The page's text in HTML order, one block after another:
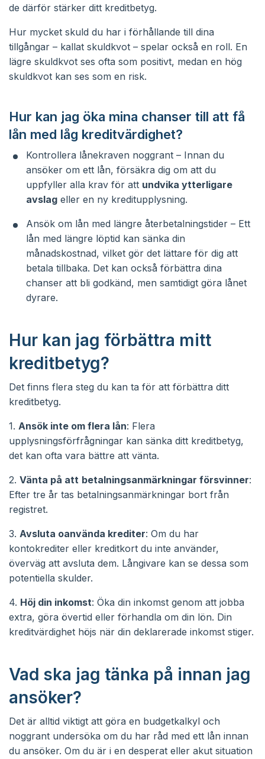
de därför stärker ditt kreditbetyg.
Hur mycket skuld du har i förhållande till dina
tillgångar – kallat skuldkvot – spelar också en roll. En
lägre skuldkvot ses ofta som positivt, medan en hög
skuldkvot kan ses som en risk.
Hur kan jag öka mina chanser till att få
lån med låg kreditvärdighet?
Kontrollera lånekraven noggrant – Innan du
ansöker om ett lån, försäkra dig om att du
uppfyller alla krav för att undvika ytterligare
avslag eller en ny kreditupplysning.
Ansök om lån med längre återbetalningstider – Ett
lån med längre löptid kan sänka din
månadskostnad, vilket gör det lättare för dig att
betala tillbaka. Det kan också förbättra dina
chanser att bli godkänd, men samtidigt göra lånet
dyrare.
Hur kan jag förbättra mitt
kreditbetyg?
Det finns flera steg du kan ta för att förbättra ditt
kreditbetyg.
1. Ansök inte om flera lån: Flera
upplysningsförfrågningar kan sänka ditt kreditbetyg,
det kan ofta vara bättre att vänta.
2. Vänta på att betalningsanmärkningar försvinner:
Efter tre år tas betalningsanmärkningar bort från
registret.
3. Avsluta oanvända krediter: Om du har
kontokrediter eller kreditkort du inte använder,
överväg att avsluta dem. Långivare kan se dessa som
potentiella skulder.
4. Höj din inkomst: Öka din inkomst genom att jobba
extra, göra övertid eller förhandla om din lön. Din
kreditvärdighet höjs när din deklarerade inkomst stiger.
Vad ska jag tänka på innan jag
ansöker?
Det är alltid viktigt att göra en budgetkalkyl och
noggrant undersöka om du har råd med ett lån innan
du ansöker. Om du är i en desperat eller akut situation